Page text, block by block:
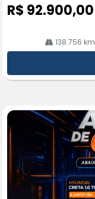
R$ 92.900,00
138.756 km